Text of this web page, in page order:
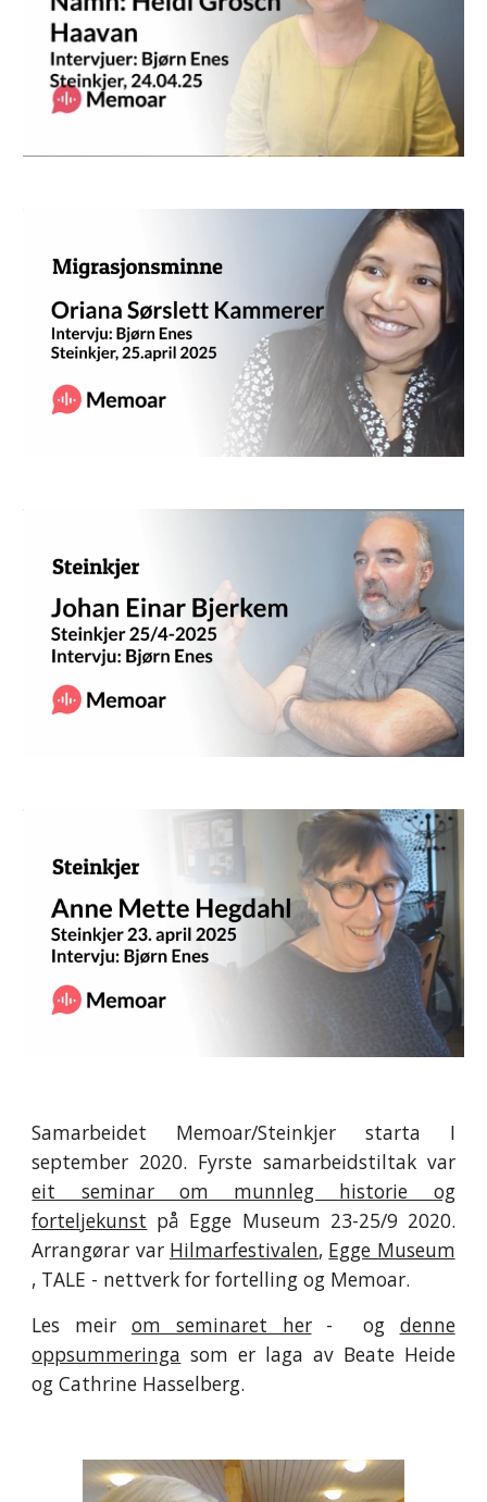
Samarbeidet Memoar/Steinkjer starta I
september 2020. Fyrste samarbeidstiltak var
eit seminar om munnleg historie og
forteljekunst på Egge Museum 23-25/9 2020.
Arrangørar var Hilmarfestivalen, Egge Museum
, TALE - nettverk for fortelling og Memoar.
Les meir om seminaret her- og denne
oppsummeringa som er laga av Beate Heide
og Cathrine Hasselberg.